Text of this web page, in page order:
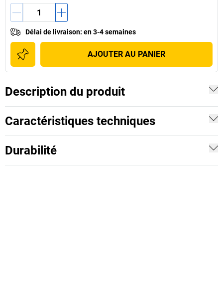
Délai de livraison: en 3-4 semaines
AJOUTER AU PANIER
Description du produit
Caractéristiques techniques
Durabilité